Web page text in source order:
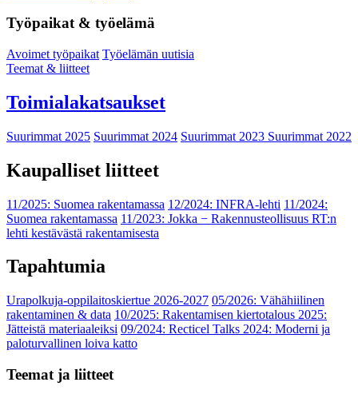
Työpaikat & työelämä
Avoimet työpaikat Työelämän uutisia
Teemat & liitteet
Toimialakatsaukset
Suurimmat 2025 Suurimmat 2024 Suurimmat 2023 Suurimmat 2022
Kaupalliset liitteet
11/2025: Suomea rakentamassa 12/2024: INFRA-lehti 11/2024:
Suomea rakentamassa 11/2023: Jokka − Rakennusteollisuus RT:n
lehti kestävästä rakentamisesta
Tapahtumia
Urapolkuja-oppilaitoskiertue 2026-2027 05/2026: Vähähiilinen
rakentaminen & data 10/2025: Rakentamisen kiertotalous 2025:
Jätteistä materiaaleiksi 09/2024: Recticel Talks 2024: Moderni ja
paloturvallinen loiva katto
Teemat ja liitteet